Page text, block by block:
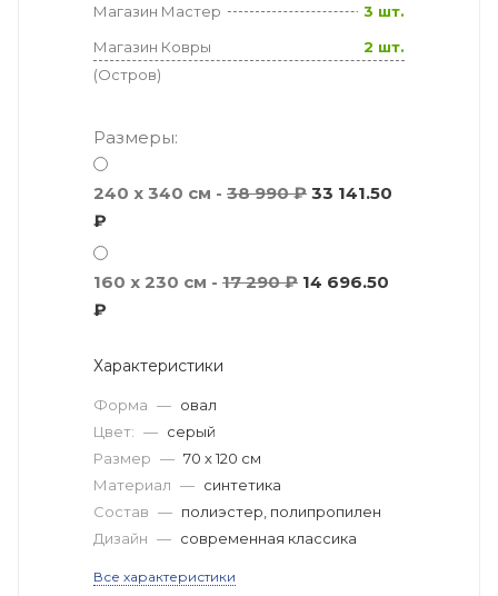
Магазин Мастер
3 шт.
Магазин Ковры
(Остров)
2 шт.
Размеры:
240 x 340 см - 38 990 ₽ 33 141.50
₽
160 x 230 см - 17 290 ₽ 14 696.50
₽
Характеристики
Форма — овал
Цвет: — серый
Размер — 70 х 120 см
Материал — синтетика
Состав — полиэстер, полипропилен
Дизайн — современная классика
Все характеристики